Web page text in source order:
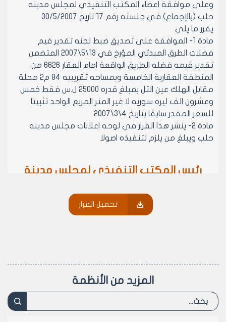
وعلى موافقة اعضاء المكتب التنفيذي لمجلس مدينه
حلب (بالإجماع) في جلسته رقم 17 تاريخ 30/5/2007
يقرر ما يلي
مادة 1- الموافقة على تصديق ضبط لجنه تقدير قيم
فضلات الطرق المبدئي المؤرخ في 13\5\2007 المتضمن
تقدير قيمه فضله الطريق الواقعة امام العقار 6626 من
المنطقة العقارية الخامسة وبمساحه تقريبيه 84 م2 محلة
مقابل الهلك عين التل بمبلغ قدره 25000 ل.س فقط خمس
وعشرون الف ليره سوريه لا غير المتر المربع الواحد تثبيتا
للسعر المقدر سابقا بتاريخ 4\3\2007
مادة 2- ينشر هذا القرار في لوحه اعلانات مجلس مدينه
حلب ويبلغ من يلزم لتنفيذه اصولا
رئيس المكتب التنفيذي لمجلس مدينة
الدكتور المهندس معن الشبلي
تحميل القرار
المزيد من الأنظمة